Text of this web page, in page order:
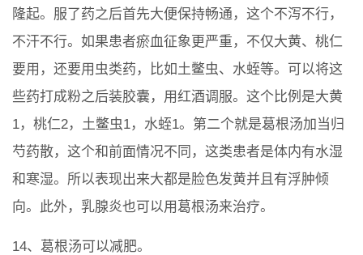
隆起。服了药之后首先大便保持畅通，这个不泻不行，
不汗不行。如果患者瘀血征象更严重，不仅大黄、桃仁
要用，还要用虫类药，比如土鳖虫、水蛭等。可以将这
些药打成粉之后装胶囊，用红酒调服。这个比例是大黄
1，桃仁2，土鳖虫1，水蛭1。第二个就是葛根汤加当归
芍药散，这个和前面情况不同，这类患者是体内有水湿
和寒湿。所以表现出来大都是脸色发黄并且有浮肿倾
向。此外，乳腺炎也可以用葛根汤来治疗。
14、葛根汤可以减肥。